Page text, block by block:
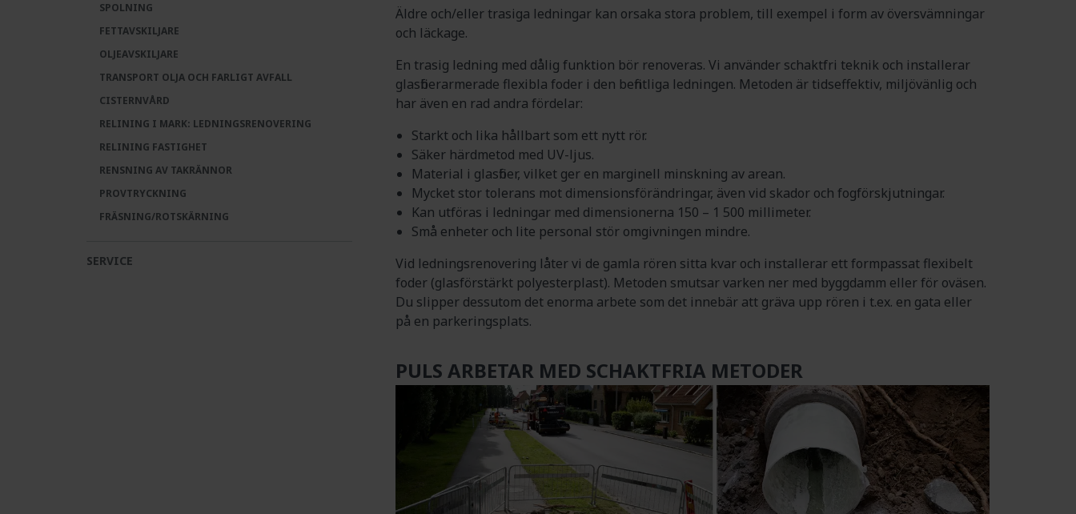
SPOLNING
FETTAVSKILJARE
OLJEAVSKILJARE
TRANSPORT OLJA OCH FARLIGT AVFALL
CISTERNVÅRD
RELINING I MARK: LEDNINGSRENOVERING
RELINING FASTIGHET
RENSNING AV TAKRÄNNOR
PROVTRYCKNING
FRÄSNING/ROTSKÄRNING
SERVICE
Äldre och/eller trasiga ledningar kan orsaka stora problem, till exempel i form av översvämningar
och läckage.
En trasig ledning med dålig funktion bör renoveras. Vi använder schaktfri teknik och installerar
glasfiberarmerade flexibla foder i den befintliga ledningen. Metoden är tidseffektiv, miljövänlig och
har även en rad andra fördelar:
Starkt och lika hållbart som ett nytt rör.
Säker härdmetod med UV-ljus.
Material i glasfiber, vilket ger en marginell minskning av arean.
Mycket stor tolerans mot dimensionsförändringar, även vid skador och fogförskjutningar.
Kan utföras i ledningar med dimensionerna 150 – 1 500 millimeter.
Små enheter och lite personal stör omgivningen mindre.
Vid ledningsrenovering låter vi de gamla rören sitta kvar och installerar ett formpassat flexibelt
foder (glasförstärkt polyesterplast). Metoden smutsar varken ner med byggdamm eller för oväsen.
Du slipper dessutom det enorma arbete som det innebär att gräva upp rören i t.ex. en gata eller
på en parkeringsplats.
PULS ARBETAR MED SCHAKTFRIA METODER